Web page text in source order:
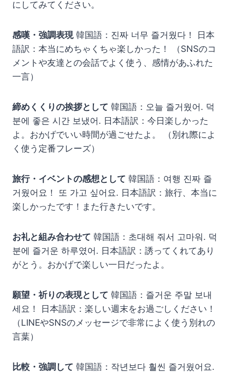
にしてみてください。
感嘆・強調表現韓国語：진짜 너무 즐거웠다！ 日本
語訳：本当にめちゃくちゃ楽しかった！ （SNSのコ
メントや友達との会話でよく使う、感情があふれた
一言）
締めくくりの挨拶として 韓国語：오늘 즐거웠어. 덕
분에 좋은 시간 보냈어. 日本語訳：今日楽しかった
よ。おかげでいい時間が過ごせたよ。 （別れ際によ
く使う定番フレーズ）
旅行・イベントの感想として 韓国語：여행 진짜 즐
거웠어요！ 또 가고 싶어요. 日本語訳：旅行、本当に
楽しかったです！また行きたいです。
お礼と組み合わせて 韓国語：초대해 줘서 고마워. 덕
분에 즐거운 하루였어. 日本語訳：誘ってくれてあり
がとう。おかげで楽しい一日だったよ。
願望・祈りの表現として 韓国語：즐거운 주말 보내
세요！ 日本語訳：楽しい週末をお過ごしください！
（LINEやSNSのメッセージで非常によく使う別れの
言葉）
比較・強調して 韓国語：작년보다 훨씬 즐거웠어요.